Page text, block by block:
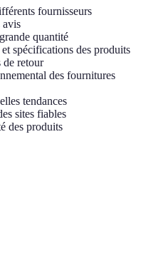
fournisseurs
avis
quantité
spécifications des produits
de retour
des fournitures
tendances
sites fiables
des produits